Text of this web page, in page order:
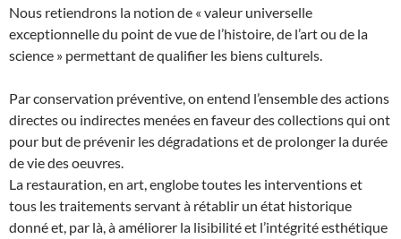
Nous retiendrons la notion de « valeur universelle
exceptionnelle du point de vue de l’histoire, de l’art ou de la
science » permettant de qualifier les biens culturels.
Par conservation préventive, on entend l’ensemble des actions
directes ou indirectes menées en faveur des collections qui ont
pour but de prévenir les dégradations et de prolonger la durée
de vie des oeuvres.
La restauration, en art, englobe toutes les interventions et
tous les traitements servant à rétablir un état historique
donné et, par là, à améliorer la lisibilité et l’intégrité esthétique